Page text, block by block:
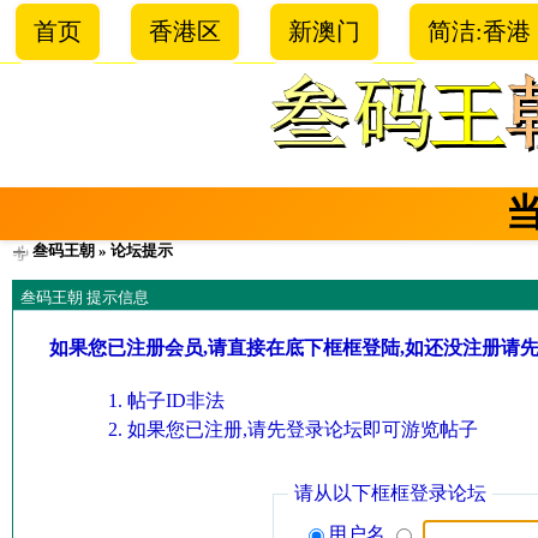
首页 香港区 新澳门 简洁:香港
叁码王朝 » 论坛提示
叁码王朝 提示信息
如果您已注册会员,请直接在底下框框登陆,如还没注册请
帖子ID非法
如果您已注册,请先登录论坛即可游览帖子
请从以下框框登录论坛
用户名